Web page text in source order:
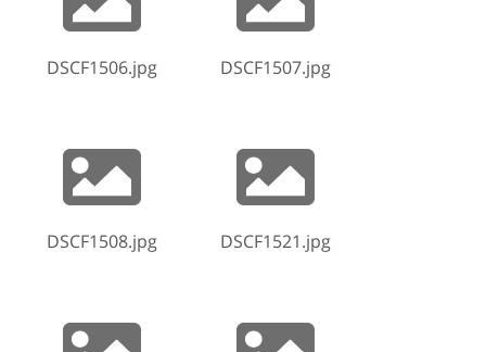
DSCF1506.jpg DSCF1507.jpg
DSCF1508.jpg DSCF1521.jpg